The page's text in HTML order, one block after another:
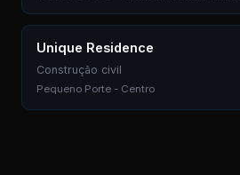
Unique Residence
Construção civil
Pequeno Porte - Centro